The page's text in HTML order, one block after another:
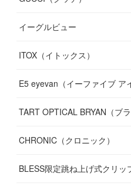
(12)
(13)
(13)
13)
(16)
(14)
(17)
イーグルビュー
ITOX（イトックス）
E5 eyevan（イーファイブ ア
TART OPTICAL BRYAN（ブラ
CHRONIC（クロニック）
BLESS限定跳ね上げ式クリッ